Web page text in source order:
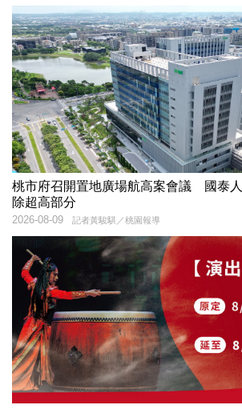
桃市府召開置地廣場航高案會議 國泰
除超高部分
記者黃駿騏／桃園報導
2026-08-09